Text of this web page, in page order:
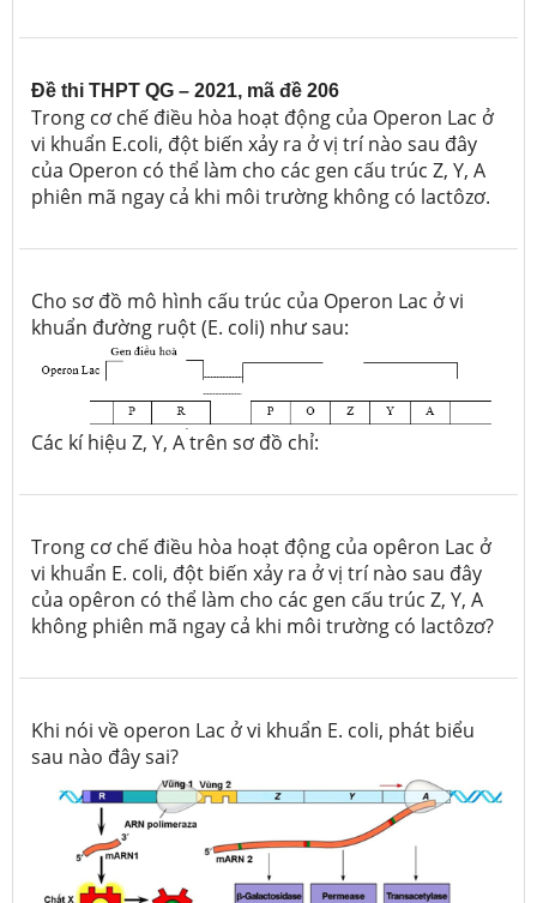
Đề thi THPT QG – 2021, mã đề 206
Trong cơ chế điều hòa hoạt động của Operon Lac ở
vi khuẩn E.coli, đột biến xảy ra ở vị trí nào sau đây
của Operon có thể làm cho các gen cấu trúc Z, Y, A
phiên mã ngay cả khi môi trường không có lactôzơ.
Cho sơ đồ mô hình cấu trúc của Operon Lac ở vi
khuẩn đường ruột (E. coli) như sau:
Các kí hiệu Z, Y, A trên sơ đồ chỉ:
Trong cơ chế điều hòa hoạt động của opêron Lac ở
vi khuẩn E. coli, đột biến xảy ra ở vị trí nào sau đây
của opêron có thể làm cho các gen cấu trúc Z, Y, A
không phiên mã ngay cả khi môi trường có lactôzơ?
Khi nói về operon Lac ở vi khuẩn E. coli, phát biểu
sau nào đây sai?